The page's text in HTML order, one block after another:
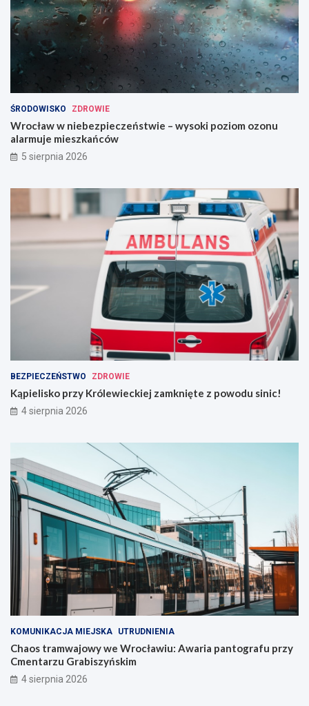
ŚRODOWISKO ZDROWIE
Wrocław w niebezpieczeństwie – wysoki poziom ozonu
alarmuje mieszkańców
5 sierpnia 2026
BEZPIECZEŃSTWO ZDROWIE
Kąpielisko przy Królewieckiej zamknięte z powodu sinic!
4 sierpnia 2026
KOMUNIKACJA MIEJSKA UTRUDNIENIA
Chaos tramwajowy we Wrocławiu: Awaria pantografu przy
Cmentarzu Grabiszyńskim
4 sierpnia 2026